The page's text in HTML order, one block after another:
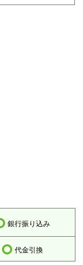
銀行振り込み
代金引換